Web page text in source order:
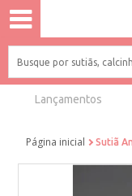
Lançamentos
Página inicial Sutiã